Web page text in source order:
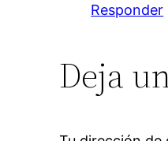
Responder
Deja